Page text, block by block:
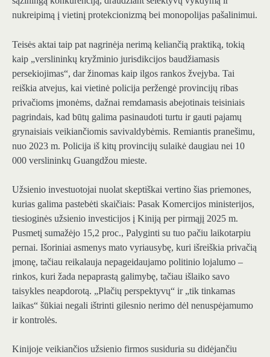
nukreipimą į vietinį protekcionizmą bei monopolijas pašalinimui.
Teisės aktai taip pat nagrinėja nerimą keliančią praktiką, tokią
kaip „verslininkų kryžminio jurisdikcijos baudžiamasis
persekiojimas“, dar žinomas kaip ilgos rankos žvejyba. Tai
reiškia atvejus, kai vietinė policija peržengė provincijų ribas
privačioms įmonėms, dažnai remdamasis abejotinais teisiniais
pagrindais, kad būtų galima pasinaudoti turtu ir gauti pajamų
grynaisiais veikiančiomis savivaldybėmis. Remiantis pranešimu,
nuo 2023 m. Policija iš kitų provincijų sulaikė daugiau nei 10
000 verslininkų Guangdžou mieste.
Užsienio investuotojai nuolat skeptiškai vertino šias priemones,
kurias galima pastebėti skaičiais: Pasak Komercijos ministerijos,
tiesioginės užsienio investicijos į Kiniją per pirmąjį 2025 m.
Pusmetį sumažėjo 15,2 proc., Palyginti su tuo pačiu laikotarpiu
pernai. Išoriniai asmenys mato vyriausybę, kuri išreiškia privačią
įmonę, tačiau reikalauja nepageidaujamo politinio lojalumo –
rinkos, kuri žada nepaprastą galimybę, tačiau išlaiko savo
taisykles neapdorotą. „Plačių perspektyvų“ ir „tik tinkamas
laikas“ šūkiai negali ištrinti gilesnio nerimo dėl nenuspėjamumo
ir kontrolės.
Kinijoje veikiančios užsienio firmos susiduria su didėjančiu